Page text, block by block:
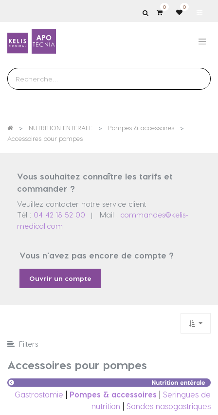
0 0
NUTRITION ENTERALE
Pompes & accessoires
Accessoires pour pompes
Vous souhaitez connaître les tarifs et
commander ?
Veuillez contacter notre service client
Tél : 04 42 18 52 00 | Mail : commandes@kelis-
medical.com
Vous n'avez pas encore de compte ?
Ouvrir un compte
Filters
Accessoires pour pompes
Gastrostomie Pompes & accessoires
Seringues de
nutrition
Sondes nasogastriques